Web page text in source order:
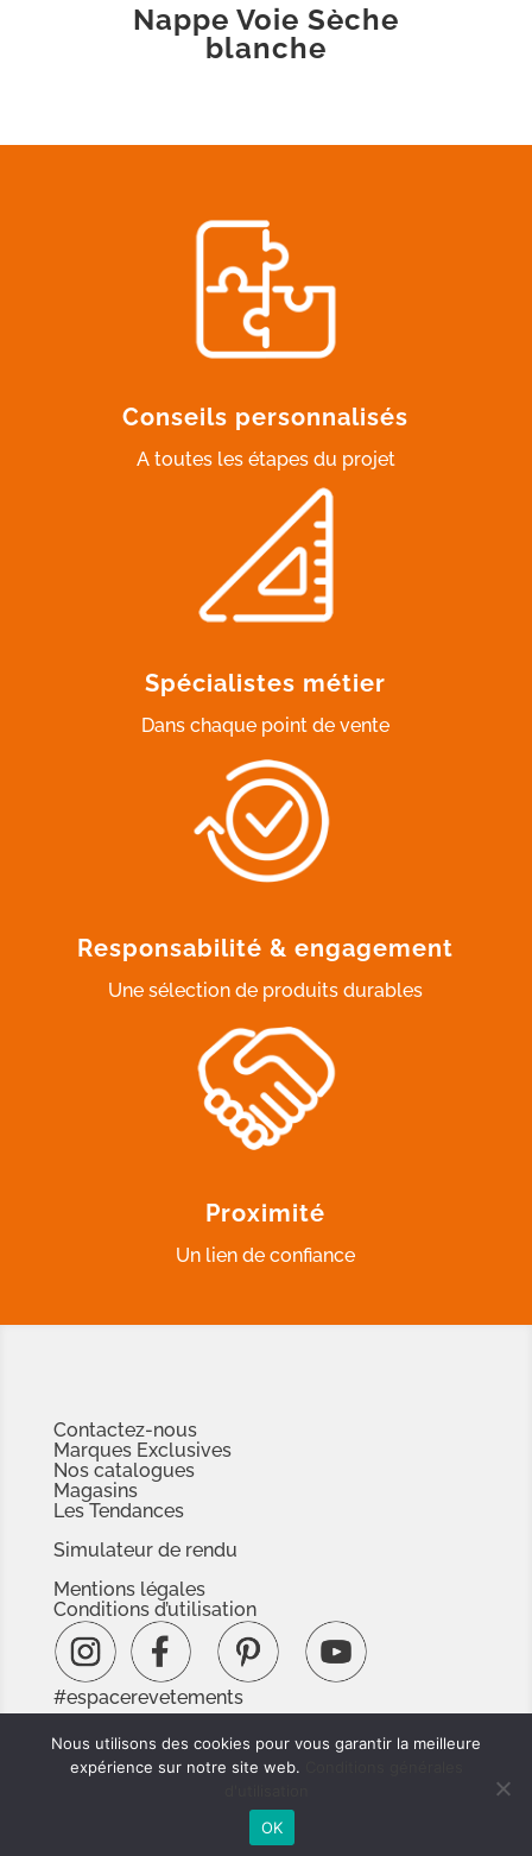
Nappe Voie Sèche
blanche
Conseils personnalisés
A toutes les étapes du projet
Spécialistes métier
Dans chaque point de vente
Responsabilité & engagement
Une sélection de produits durables
Proximité
Un lien de confiance
Contactez-nous
Marques Exclusives
Nos catalogues
Magasins
Les Tendances
Simulateur de rendu
Mentions légales
Conditions d’utilisation
#espacerevetements
www.espacedoc.fr
www.signnaturedexception.com
Nous utilisons des cookies pour vous garantir la meilleure
expérience sur notre site web.
OK